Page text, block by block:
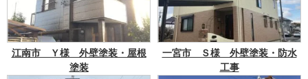
江南市 Ｙ様 外壁塗装・屋根
塗装
一宮市 Ｓ様 外壁塗装・防水
工事